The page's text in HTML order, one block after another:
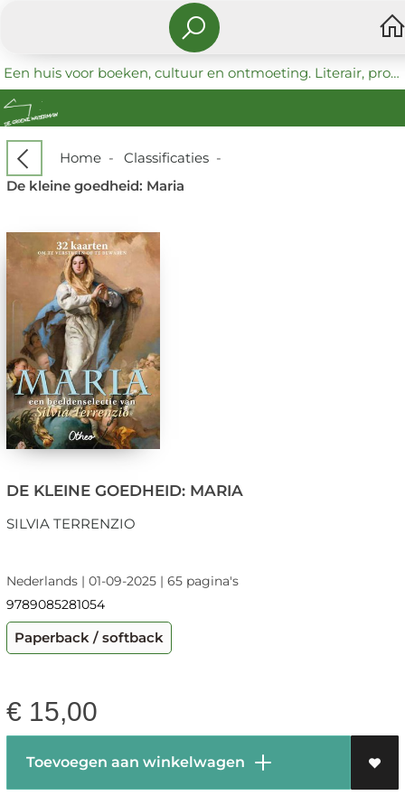
Een huis voor boeken, cultuur en ontmoeting. Literair, progressief en coöperatief.
Home- Classificaties-
De kleine goedheid: Maria
DE KLEINE GOEDHEID: MARIA
SILVIA TERRENZIO
Nederlands | 01-09-2025 | 65 pagina's
9789085281054
Paperback / softback
€ 15,00
Toevoegen aan winkelwagen